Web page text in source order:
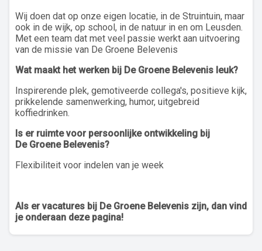
Wij doen dat op onze eigen locatie, in de Struintuin, maar
ook in de wijk, op school, in de natuur in en om Leusden.
Met een team dat met veel passie werkt aan uitvoering
van de missie van De Groene Belevenis
Wat maakt het werken bij De Groene Belevenis leuk?
Inspirerende plek, gemotiveerde collega's, positieve kijk,
prikkelende samenwerking, humor, uitgebreid
koffiedrinken.
Is er ruimte voor persoonlijke ontwikkeling bij
De Groene Belevenis?
Flexibiliteit voor indelen van je week
Als er vacatures bij De Groene Belevenis zijn, dan vind
je onderaan deze pagina!